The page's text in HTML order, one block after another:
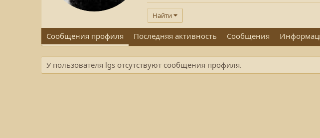
Найти
Сообщения профиля Последняя активность Сообщения
У пользователя lgs отсутствуют сообщения профиля.